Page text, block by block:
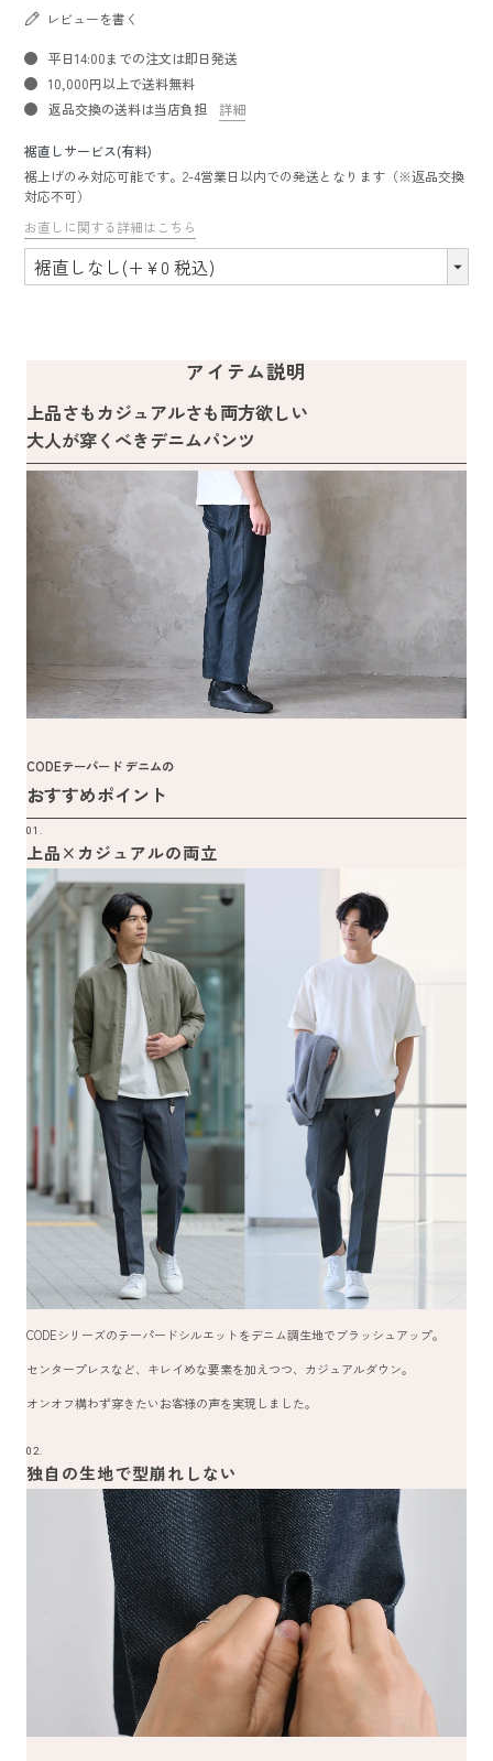
レビューを書く
平日14:00までの注文は即日発送
10,000円以上で送料無料
返品交換の送料は当店負担
詳細
裾直しサービス(有料)
裾上げのみ対応可能です。2-4営業日以内での発送となります（※返品交換
対応不可）
お直しに関する詳細はこちら
アイテム説明
上品さもカジュアルさも両方欲しい
大人が穿くべきデニムパンツ
CODEテーパード デニムの
おすすめポイント
01.
上品×カジュアルの両立
CODEシリーズのテーパードシルエットをデニム調生地でブラッシュアップ。
センタープレスなど、キレイめな要素を加えつつ、カジュアルダウン。
オンオフ構わず穿きたいお客様の声を実現しました。
02.
独自の生地で型崩れしない